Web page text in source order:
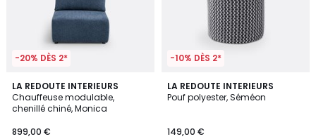
-20% DÈS 2*
LA REDOUTE INTERIEURS
Chauffeuse modulable,
chenillé chiné, Monica
899,00 €
3
/
5
3
Couleurs
-10% DÈS 2*
LA REDOUTE INTERIEURS
Pouf polyester, Séméon
149,00 €
4,8
/ 5
3
Couleurs